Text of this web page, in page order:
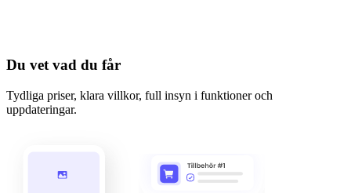
Du vet vad du får
Tydliga priser, klara villkor, full insyn i funktioner och
uppdateringar.